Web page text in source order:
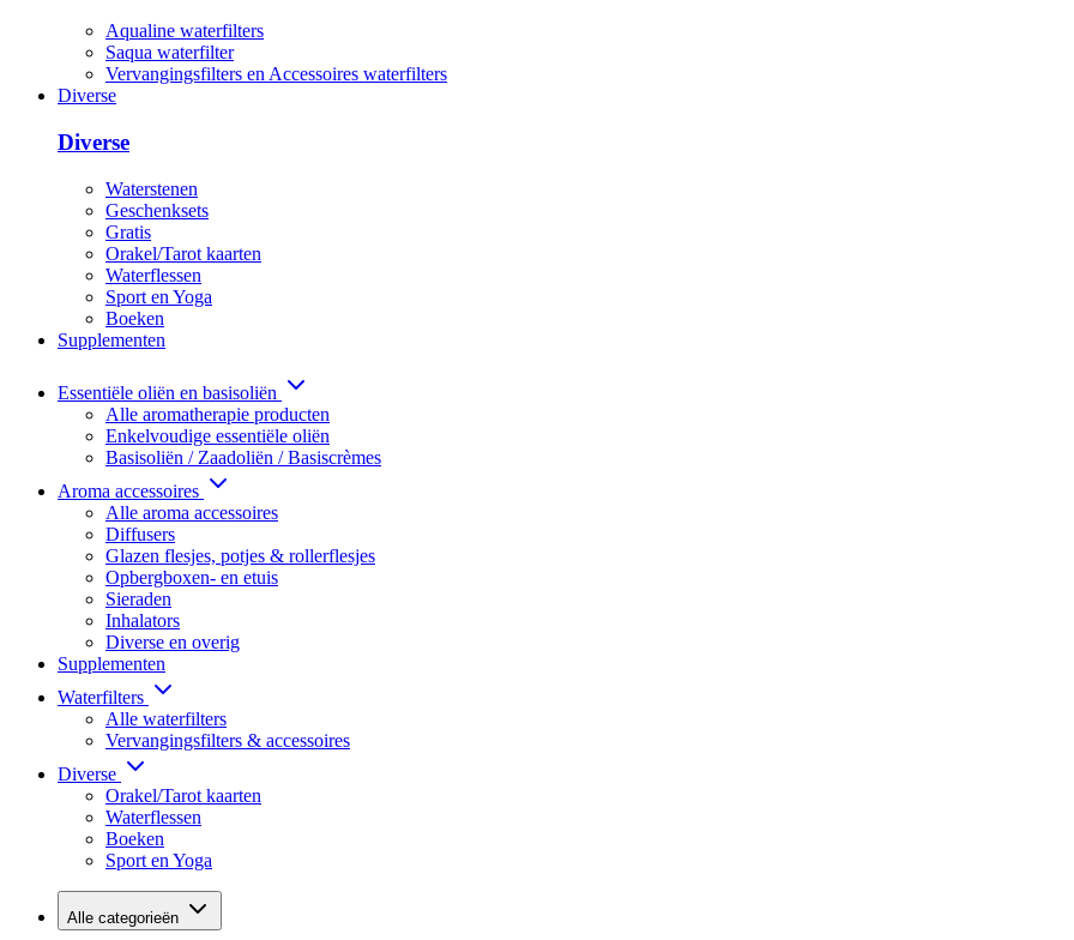
Aqualine waterfilters
Saqua waterfilter
Vervangingsfilters en Accessoires waterfilters
Diverse
Diverse
Waterstenen
Geschenksets
Gratis
Orakel/Tarot kaarten
Waterflessen
Sport en Yoga
Boeken
Supplementen
Essentiële oliën en basisoliën
Alle aromatherapie producten
Enkelvoudige essentiële oliën
Basisoliën / Zaadoliën / Basiscrèmes
Aroma accessoires
Alle aroma accessoires
Diffusers
Glazen flesjes, potjes & rollerflesjes
Opbergboxen- en etuis
Sieraden
Inhalators
Diverse en overig
Supplementen
Waterfilters
Alle waterfilters
Vervangingsfilters & accessoires
Diverse
Orakel/Tarot kaarten
Waterflessen
Boeken
Sport en Yoga
Alle categorieën